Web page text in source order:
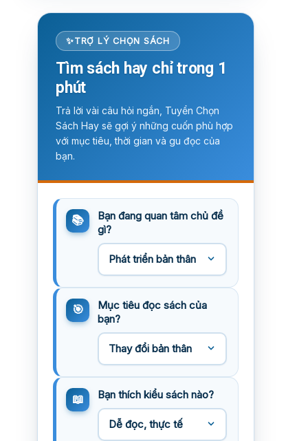
TRỢ LÝ CHỌN SÁCH
Tìm sách hay chỉ trong 1
phút
Trả lời vài câu hỏi ngắn, Tuyển Chọn
Sách Hay sẽ gợi ý những cuốn phù hợp
với mục tiêu, thời gian và gu đọc của
bạn.
Bạn đang quan tâm chủ đề
gì?
Mục tiêu đọc sách của
bạn?
Bạn thích kiểu sách nào?